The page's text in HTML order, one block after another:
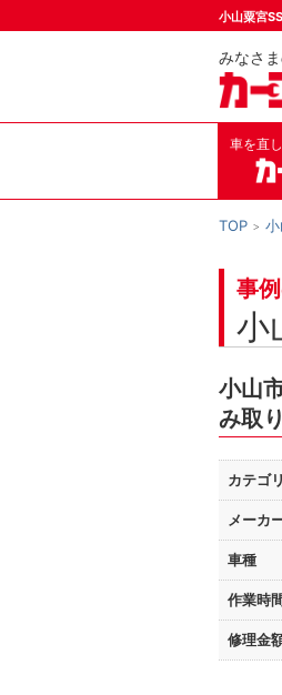
小山粟宮
みなさ
車を直
TOP
事
小
小山
み取
カテゴリ
メーカ
車種
作業時
修理金